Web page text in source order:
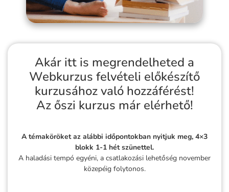
Akár itt is megrendelheted a
Webkurzus felvételi előkészítő
kurzusához való hozzáférést!
Az őszi kurzus már elérhető!
A témaköröket az alábbi időpontokban nyitjuk meg, 4×3
blokk 1-1 hét szünettel.
A haladási tempó egyéni, a csatlakozási lehetőség november
közepéig folytonos.